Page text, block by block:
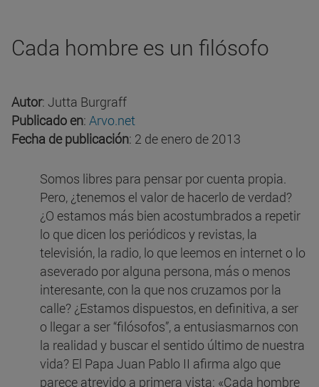
Cada hombre es un filósofo
Autor: Jutta Burgraff
Publicado en: Arvo.net
Fecha de publicación: 2 de enero de 2013
Somos libres para pensar por cuenta propia.
Pero, ¿tenemos el valor de hacerlo de verdad?
¿O estamos más bien acostumbrados a repetir
lo que dicen los periódicos y revistas, la
televisión, la radio, lo que leemos en internet o lo
aseverado por alguna persona, más o menos
interesante, con la que nos cruzamos por la
calle? ¿Estamos dispuestos, en definitiva, a ser
o llegar a ser “filósofos”, a entusiasmarnos con
la realidad y buscar el sentido último de nuestra
vida? El Papa Juan Pablo II afirma algo que
parece atrevido a primera vista: «Cada hombre